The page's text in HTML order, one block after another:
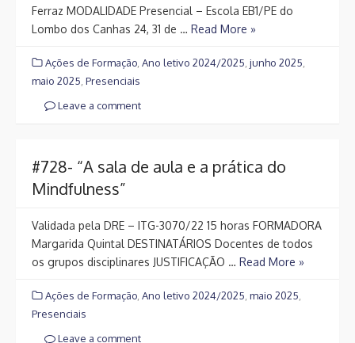
Ferraz MODALIDADE Presencial – Escola EB1/PE do
Lombo dos Canhas 24, 31 de … Read More »
Ações de Formação Ano letivo 2024/2025 junho 2025
maio 2025 Presenciais
Leave a comment
#728- “A sala de aula e a prática do
Mindfulness”
Validada pela DRE – ITG-3070/22 15 horas FORMADORA
Margarida Quintal DESTINATÁRIOS Docentes de todos
os grupos disciplinares JUSTIFICAÇÃO … Read More »
Ações de Formação Ano letivo 2024/2025 maio 2025
Presenciais
Leave a comment